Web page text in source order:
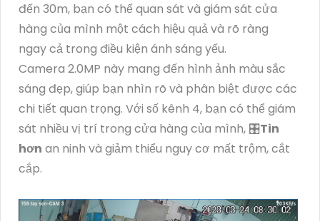
đến 30m, bạn có thể quan sát và giám sát cửa
hàng của mình một cách hiệu quả và rõ ràng
ngay cả trong điều kiện ánh sáng yếu.
Camera 2.0MP này mang đến hình ảnh màu sắc
sáng đẹp, giúp bạn nhìn rõ và phân biệt được các
chi tiết quan trọng. Với số kênh 4, bạn có thể giám
sát nhiều vị trí trong cửa hàng của mình, 🎛Tin
hơn an ninh và giảm thiểu nguy cơ mất trộm, cắt
cắp.